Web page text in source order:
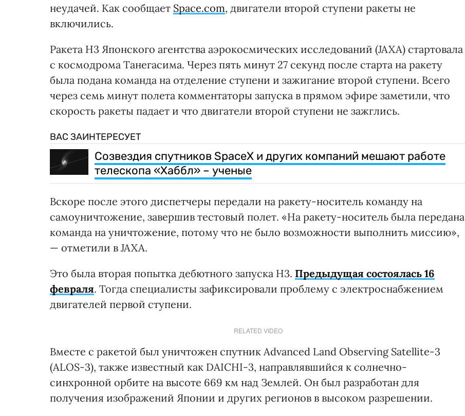
неудачей. Как сообщает Space.com, двигатели второй ступени ракеты не
включились.
Ракета H3 Японского агентства аэрокосмических исследований (JAXA) стартовала
с космодрома Танегасима. Через пять минут 27 секунд после старта на ракету
была подана команда на отделение ступени и зажигание второй ступени. Всего
через семь минут полета комментаторы запуска в прямом эфире заметили, что
скорость ракеты падает и что двигатели второй ступени не зажглись.
ВАС ЗАИНТЕРЕСУЕТ
Созвездия спутников SpaceX и других компаний мешают работе
телескопа «Хаббл» – ученые
Вскоре после этого диспетчеры передали на ракету-носитель команду на
самоуничтожение, завершив тестовый полет. «На ракету-носитель была передана
команда на уничтожение, потому что не было возможности выполнить миссию»,
— отметили в JAXA.
Это была вторая попытка дебютного запуска Н3. Предыдущая состоялась 16
февраля. Тогда специалисты зафиксировали проблему с электроснабжением
двигателей первой ступени.
RELATED VIDEO
Вместе с ракетой был уничтожен спутник Advanced Land Observing Satellite-3
(ALOS-3), также известный как DAICHI-3, направлявшийся к солнечно-
синхронной орбите на высоте 669 км над Землей. Он был разработан для
получения изображений Японии и других регионов в высоком разрешении.